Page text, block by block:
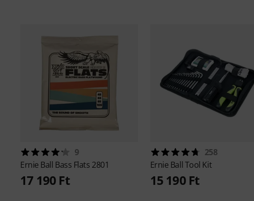
9
Ernie Ball Bass Flats 2801
17 190 Ft
258
Ernie BallTool Kit
15 190 Ft